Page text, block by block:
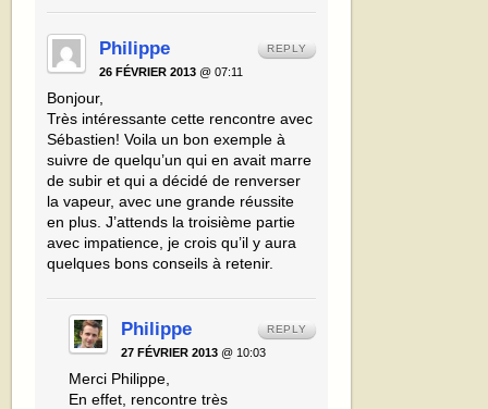
Philippe
26 FÉVRIER 2013 @ 07:11
Bonjour,
Très intéressante cette rencontre avec
Sébastien! Voila un bon exemple à
suivre de quelqu’un qui en avait marre
de subir et qui a décidé de renverser
la vapeur, avec une grande réussite
en plus. J’attends la troisième partie
avec impatience, je crois qu’il y aura
quelques bons conseils à retenir.
REPLY
Philippe
27 FÉVRIER 2013 @ 10:03
Merci Philippe,
En effet, rencontre très
REPLY